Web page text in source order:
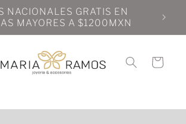
NACIONALES GRATIS EN
MAYORES A $1200MXN
Carrito